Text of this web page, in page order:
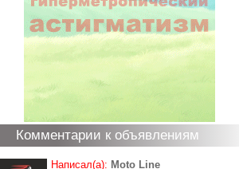
Комментарии к объявлениям
Написал(а): Moto Line